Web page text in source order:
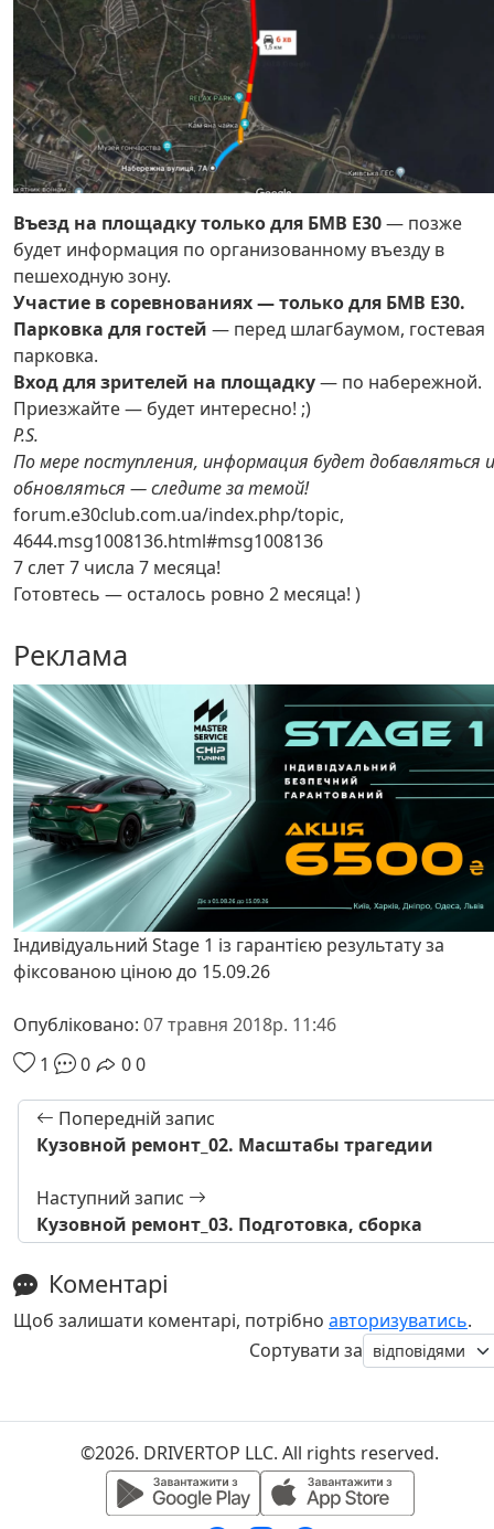
Въезд на площадку только для БМВ Е30— позже
будет информация по организованному въезду в
пешеходную зону.
Участие в соревнованиях — только для БМВ Е30.
Парковка для гостей — перед шлагбаумом, гостевая
парковка.
Вход для зрителей на площадку— по набережной.
Приезжайте — будет интересно! ;)
P.S.
По мере поступления, информация будет добавляться и
обновляться — следите за темой!
forum.e30club.com.ua/index.php/topic,
4644.msg1008136.html#msg1008136
7 слет 7 числа 7 месяца!
Готовтесь — осталось ровно 2 месяца! )
Реклама
Індивідуальний Stage 1 із гарантією результату за
фіксованою ціною до 15.09.26
Опубліковано: 07 травня 2018р. 11:46
1
0 00
Попередній запис
Кузовной ремонт_02. Масштабы трагедии
Наступний запис
Кузовной ремонт_03. Подготовка, сборка
Коментарі
Щоб залишати коментарі, потрібно авторизуватись.
Сортувати за
©2026. DRIVERTOP LLC. All rights reserved.